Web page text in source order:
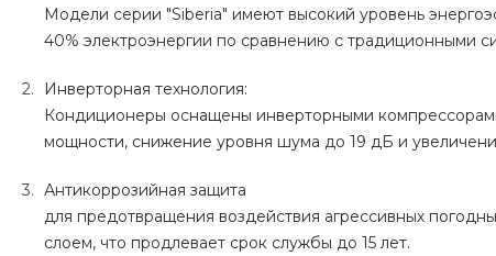
Модели серии "Siberia" имеют высокий уровень
40% электроэнергии по сравнению с традиционными
Инверторная технология:
Кондиционеры оснащены инверторными
мощности, снижение уровня шума до 19 дБ и
Антикоррозийная защита
для предотвращения воздействия агрессивных
слоем, что продлевает срок службы до 15 лет.